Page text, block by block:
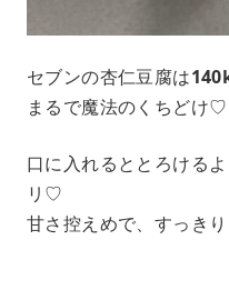
セブンの杏仁豆腐は
まるで魔法のくちどけ♡
口に入れるととろける
リ♡
甘さ控えめで、すっきり